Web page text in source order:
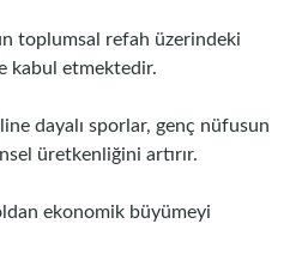
toplumsal refah üzerindeki
kabul etmektedir.
dayalı sporlar, genç nüfusun
üretkenliğini artırır.
ekonomik büyümeyi